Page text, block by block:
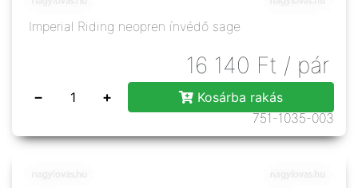
Imperial Riding neopren ínvédő sage
16 140 Ft / pár
− +
Kosárba rakás
751-1035-003